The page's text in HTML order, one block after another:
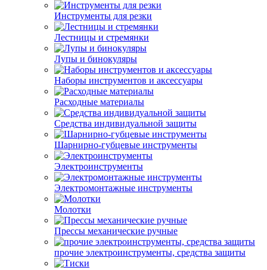
Инструменты для резки
Лестницы и стремянки
Лупы и бинокуляры
Наборы инструментов и аксессуары
Расходные материалы
Средства индивидуальной защиты
Шарнирно-губцевые инструменты
Электроинструменты
Электромонтажные инструменты
Молотки
Прессы механические ручные
прочие электроинструменты, средства защиты